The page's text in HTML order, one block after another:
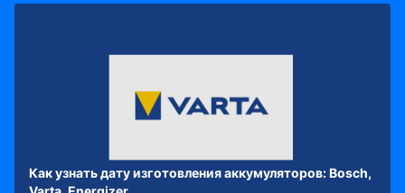
Как узнать дату изготовления аккумуляторов: Bosch,